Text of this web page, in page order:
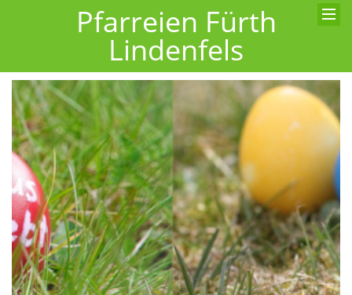
Pfarreien Fürth
Lindenfels